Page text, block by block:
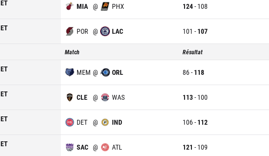
ET MIA @ PHX 124- 108
ET POR @ LAC 101 - 107
Match Résultat
ET MEM @ ORL 86- 118
ET CLE @ WAS 113- 100
ET DET @ IND 106- 112
ET SAC @ ATL 121 - 109